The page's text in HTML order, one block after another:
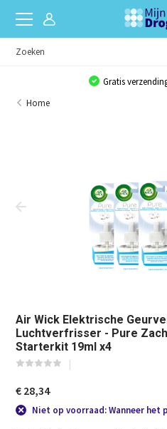
Gratis
Home
Air Wick Elektrische
Luchtverfrisser - Pure
Starterkit 19ml x4
€ 28,34
Niet op voorraad: Wanneer het